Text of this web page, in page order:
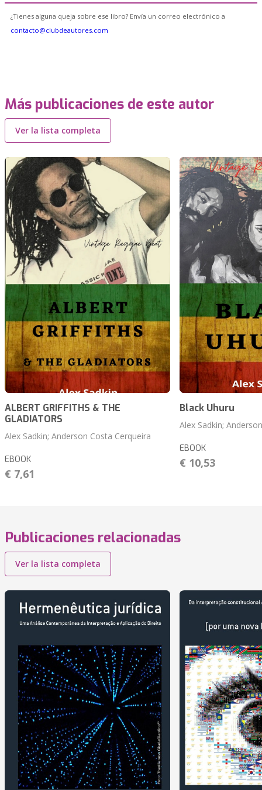
¿Tienes alguna queja sobre ese libro? Envía un correo electrónico a
contacto@clubdeautores.com
Más publicaciones de este autor
Ver la lista completa
ALBERT GRIFFITHS & THE
GLADIATORS
Alex Sadkin; Anderson Costa Cerqueira
EBOOK
€ 7,61
Black Uhuru
Alex Sadkin;
EBOOK
€ 10,53
Publicaciones relacionadas
Ver la lista completa